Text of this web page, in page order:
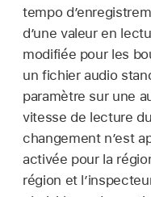
tempo
d’une valeur en
modifiée pour les
un fichier audio
paramètre sur une
vitesse de lecture
changement n’est
activée pour la
région et